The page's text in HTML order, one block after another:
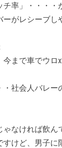
率」・・・・
がレシーブし
まで車でウロ
社会人バレ
なければ飲
けど、男子に